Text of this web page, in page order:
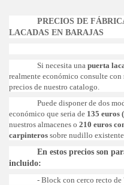
PRECIOS DE
LACADAS EN BARAJAS
Si necesita unapuerta
realmente económico consulte con
precios de nuestro catalogo.
Puede disponer de dos
económico que seria de 135 euros
nuestros almacenes o 210 euros
carpinteros sobre nudillo
En estos precios son
incluido:
- Block con cerco recto